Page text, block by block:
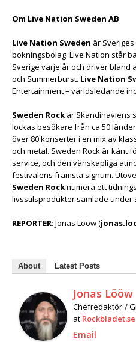
Om Live Nation Sweden AB
Live Nation Sweden är
bokningsbolag. Live Nation står
Sverige varje år och driver bland
och Summerburst. Live Nation
Entertainment – världsledande
Sweden Rock är Skandinaviens
lockas besökare från ca 50
över 80 konserter i en mix av
och metal. Sweden Rock är känt
service, och den vänskapliga
festivalens främsta signum.
Sweden Rocknumera ett
livsstilsprodukter samlade under
REPORTER: Jonas Lööw (
About Latest Posts
Jonas Lööw
Chefredaktör /
at Rockbladet.se
Email